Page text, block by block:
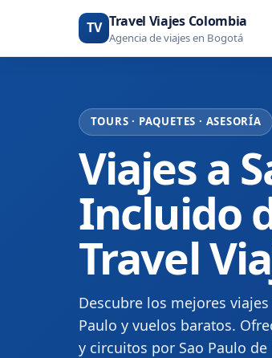
TV Travel Viajes Colombia
Agencia de viajes en Bogotá
TOURS · PAQUETES · ASESORÍA
Viajes a
Incluido
Travel
Descubre los mejores
Paulo y vuelos baratos.
y circuitos por Sao Paulo de